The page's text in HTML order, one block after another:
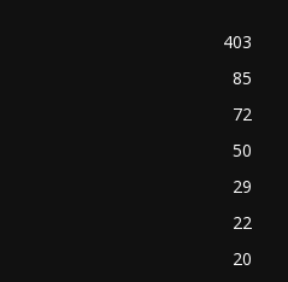
403
85
72
50
29
22
20